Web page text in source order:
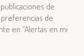
de
de
en “Alertas en mi